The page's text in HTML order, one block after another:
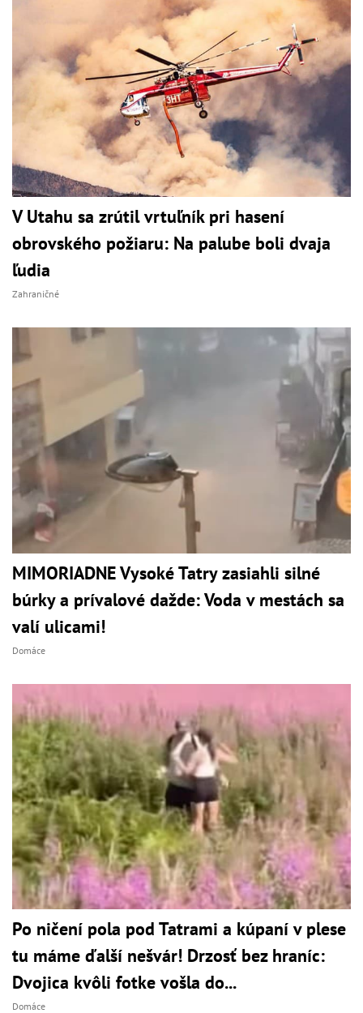
V Utahu sa zrútil vrtuľník pri hasení
obrovského požiaru: Na palube boli dvaja
ľudia
Zahraničné
MIMORIADNE Vysoké Tatry zasiahli silné
búrky a prívalové dažde: Voda v mestách sa
valí ulicami!
Domáce
Po ničení pola pod Tatrami a kúpaní v plese
tu máme ďalší nešvár! Drzosť bez hraníc:
Dvojica kvôli fotke vošla do...
Domáce